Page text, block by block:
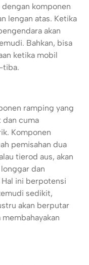
komponen
lengan atas. Ketika
akan
Bahkan, bisa
ketika mobil
tiba.
ramping yang
dan cuma
Komponen
pemisahan dua
tierod aus, akan
dan
ini berpotensi
sedikit,
akan berputar